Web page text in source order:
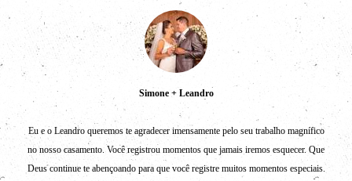
Eu e o Leandro queremos te agradecer imensamente pelo seu trabalho magnífico
no nosso casamento. Você registrou momentos que jamais iremos esquecer. Que
Deus continue te abençoando para que você registre muitos momentos especiais.
Simone + Leandro